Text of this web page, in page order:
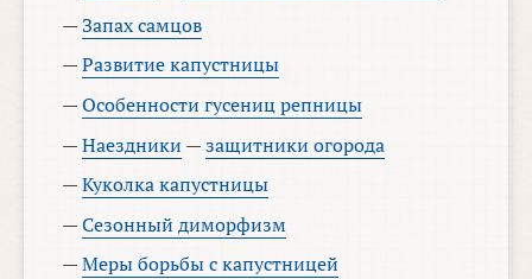
—Запах самцов
—Развитие капустницы
—Особенности гусениц репницы
—Наездники —защитники огорода
—Куколка капустницы
—Сезонный диморфизм
—Меры борьбы с капустницей